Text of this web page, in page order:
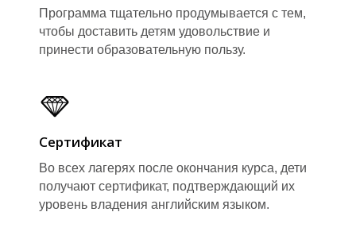
Д
Программа тщательно продумывается с тем,
чтобы доставить детям удовольствие и
принести образовательную пользу.
Сертификат
Во всех лагерях после окончания курса, дети
получают сертификат, подтверждающий их
уровень владения английским языком.
Д